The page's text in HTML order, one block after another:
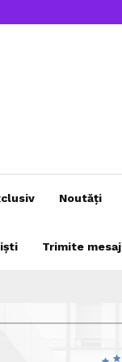
Noutăți
Trimite mesaj